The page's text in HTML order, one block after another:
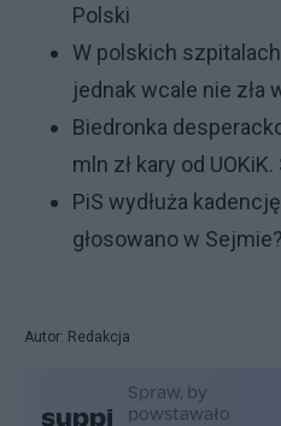
Polski
W polskich
jednak wcale nie zła
Biedronka
mln zł kary od
PiS wydłuża
głosowano w Sejmie?
Autor: Redakcja